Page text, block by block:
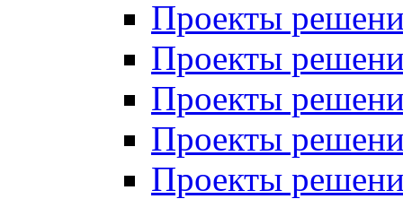
Проекты
Проекты
Проекты
Проекты
Проекты